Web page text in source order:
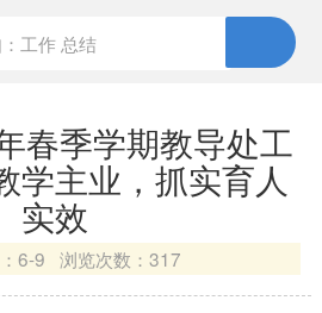
春季学期教导处工
学主业，抓实育人
实效
6-9 浏览次数： 317